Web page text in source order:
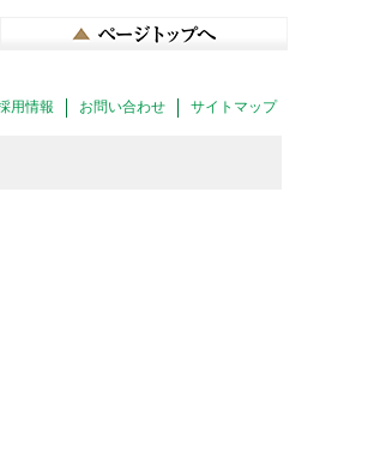
用情報 お問い合わせ サイトマップ